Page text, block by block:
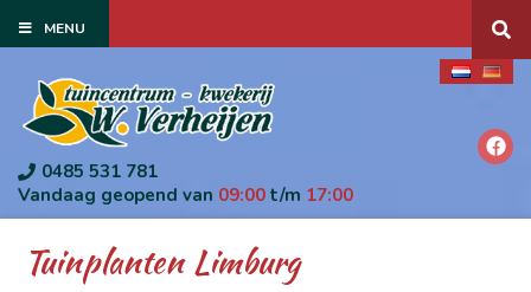
n
MENU
0485 531 781
Vandaag geopend van 09:00 t/m 17:00
Tuinplanten Limburg